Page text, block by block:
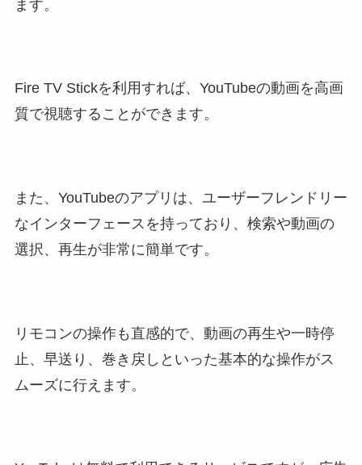
ます。
Fire TV Stickを利用すれば、YouTubeの動画を高画
質で視聴することができます。
また、YouTubeのアプリは、ユーザーフレンドリー
なインターフェースを持っており、検索や動画の
選択、再生が非常に簡単です。
リモコンの操作も直感的で、動画の再生や一時停
止、早送り、巻き戻しといった基本的な操作がス
ムーズに行えます。